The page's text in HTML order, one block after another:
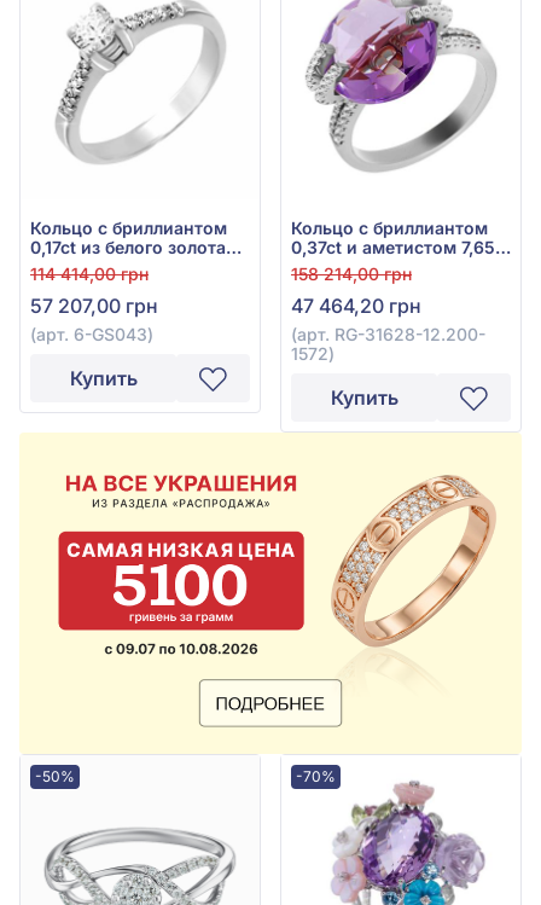
Кольцо с бриллиантом
0,17ct из белого золота
750°, арт. 6-GS043
114 414,00 грн
57 207,00 грн
(арт. 6-GS043)
Купить
Кольцо с бриллиантом
0,37ct и аметистом 7,65ct
из белого золота 585°,
арт. RG-31628-12.200-
1572
158 214,00 грн
47 464,20 грн
(арт. RG-31628-12.200-
1572)
Купить
-50% -70%